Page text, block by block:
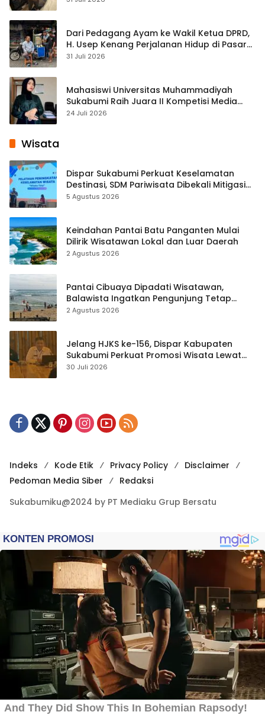
Dari Pedagang Ayam ke Wakil Ketua DPRD,
H. Usep Kenang Perjalanan Hidup di Pasar
Cisaat
31 Juli 2026
Mahasiswi Universitas Muhammadiyah
Sukabumi Raih Juara II Kompetisi Media
Pembelajaran Digital Tingkat Internasional
24 Juli 2026
Wisata
Dispar Sukabumi Perkuat Keselamatan
Destinasi, SDM Pariwisata Dibekali Mitigasi
hingga Teknik Evakuasi
5 Agustus 2026
Keindahan Pantai Batu Panganten Mulai
Dilirik Wisatawan Lokal dan Luar Daerah
2 Agustus 2026
Pantai Cibuaya Dipadati Wisatawan,
Balawista Ingatkan Pengunjung Tetap
Waspada
2 Agustus 2026
Jelang HJKS ke-156, Dispar Kabupaten
Sukabumi Perkuat Promosi Wisata Lewat
Publikasi Digital
30 Juli 2026
Indeks Kode Etik Privacy Policy
Disclaimer
Pedoman Media Siber
Redaksi
Sukabumiku@2024 by PT Mediaku Grup Bersatu